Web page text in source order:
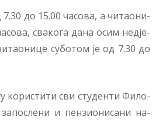
до 15.00 ча­со­ва, а чи­та­о­ни­
сва­ко­га да­на осим не­дје­
су­бо­том је од 7.30 до
ко­ри­сти­ти сви сту­ден­ти Фи­ло­
за­по­сле­ни и пен­зи­о­ни­са­ни на­